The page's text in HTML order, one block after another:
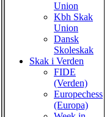
Union
Kbh Skak
Union
Dansk
Skoleskak
Skak i Verden
FIDE
(Verden)
Europechess
(Europa)